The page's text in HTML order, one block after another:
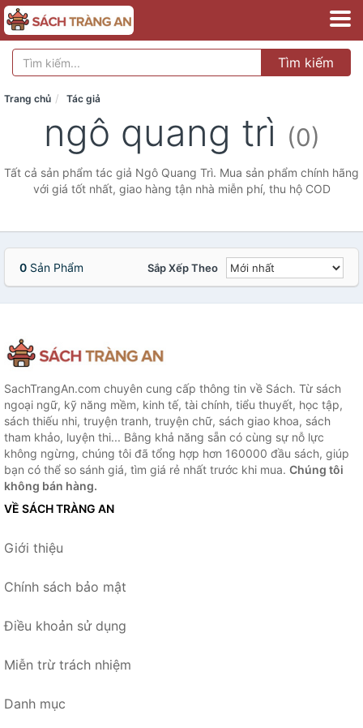
Tìm kiếm
Trang chủ Tác giả
ngô quang trì (0)
Tất cả sản phẩm tác giả Ngô Quang Trì. Mua sản phẩm chính hãng
với giá tốt nhất, giao hàng tận nhà miễn phí, thu hộ COD
0 Sản Phẩm Sắp Xếp Theo
SachTrangAn.com chuyên cung cấp thông tin về Sách. Từ sách
ngoại ngữ, kỹ năng mềm, kinh tế, tài chính, tiểu thuyết, học tập,
sách thiếu nhi, truyện tranh, truyện chữ, sách giao khoa, sách
tham khảo, luyện thi... Bằng khả năng sẵn có cùng sự nỗ lực
không ngừng, chúng tôi đã tổng hợp hơn 160000 đầu sách, giúp
bạn có thể so sánh giá, tìm giá rẻ nhất trước khi mua. Chúng tôi
không bán hàng.
VỀ SÁCH TRÀNG AN
Giới thiệu
Chính sách bảo mật
Điều khoản sử dụng
Miễn trừ trách nhiệm
Danh mục